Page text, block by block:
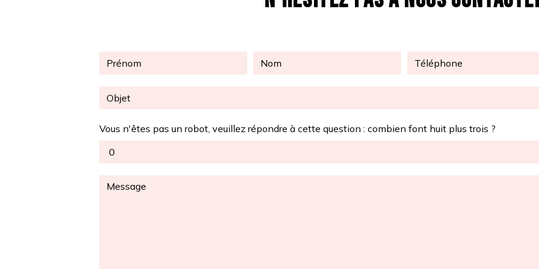
Vous n'êtes pas un robot, veuillez répondre à cette question : combien font huit plus trois ?